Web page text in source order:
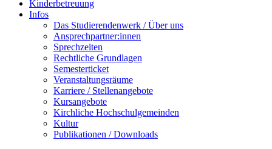
Kinderbetreuung
Infos
Das Studierendenwerk / Über uns
Ansprechpartner:innen
Sprechzeiten
Rechtliche Grundlagen
Semesterticket
Veranstaltungsräume
Karriere / Stellenangebote
Kursangebote
Kirchliche Hochschulgemeinden
Kultur
Publikationen / Downloads